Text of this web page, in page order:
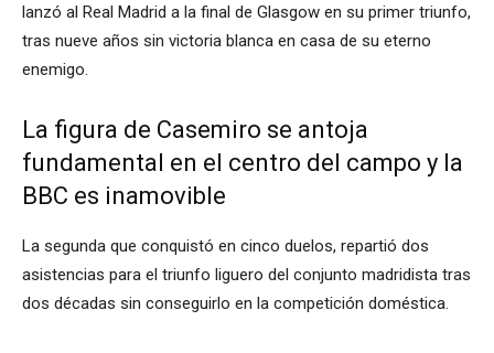
lanzó al Real Madrid a la final de Glasgow en su primer triunfo,
tras nueve años sin victoria blanca en casa de su eterno
enemigo.
La figura de Casemiro se antoja
fundamental en el centro del campo y la
BBC es inamovible
La segunda que conquistó en cinco duelos, repartió dos
asistencias para el triunfo liguero del conjunto madridista tras
dos décadas sin conseguirlo en la competición doméstica.